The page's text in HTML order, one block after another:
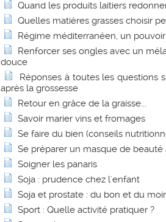
Quand les produits laitiers
Quelles matières grasses choisir
Régime méditerranéen, un
Renforcer ses ongles avec un
douce
Réponses à toutes les questions
après la grossesse
Retour en grâce de la graisse...
Savoir marier vins et fromages
Se faire du bien (conseils
Se préparer un masque de beauté
Soigner les panaris
Soja : prudence chez l'enfant
Soja et prostate : du bon et du
Sport : Quelle activité pratiquer ?